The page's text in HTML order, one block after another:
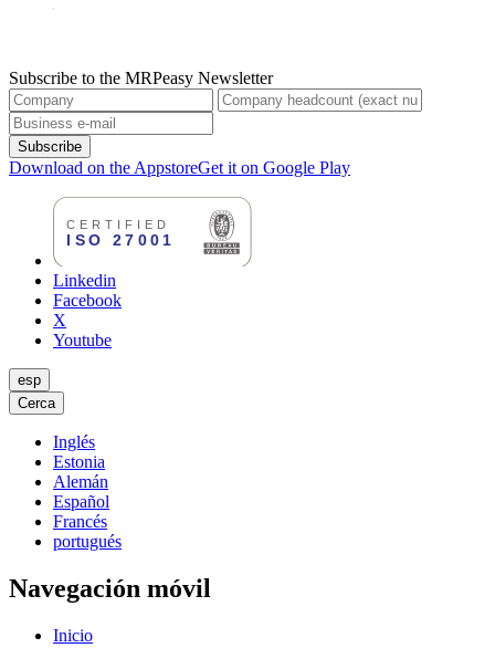
Subscribe to the MRPeasy Newsletter
Subscribe
Download on the AppstoreGet it on Google Play
Linkedin
Facebook
X
Youtube
esp
Cerca
Inglés
Estonia
Alemán
Español
Francés
portugués
Navegación móvil
Inicio